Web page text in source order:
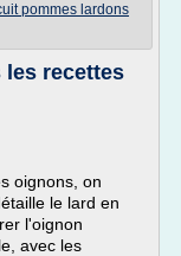
pommes lardons
les recettes
oignons, on
le lard en
l'oignon
avec les